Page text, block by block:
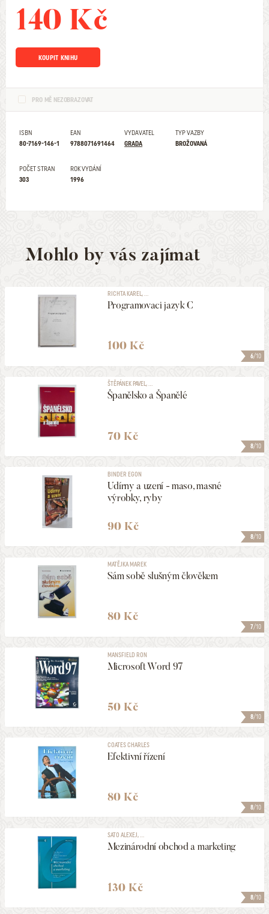
140 Kč
KOUPIT KNIHU
PRO MĚ NEZOBRAZOVAT
ISBN
80-7169-146-1
EAN
9788071691464
VYDAVATEL
GRADA
TYP VAZBY
BROŽOVANÁ
POČET STRAN
303
ROK VYDÁNÍ
1996
Mohlo by vás zajímat
6/10
RICHTA KAREL, ...
Programovaci jazyk C
100 Kč
8/10
ŠTĚPÁNEK PAVEL, ...
Španělsko a Španělé
70 Kč
8/10
BINDER EGON
Udírny a uzení - maso, masné
výrobky, ryby
90 Kč
7/10
MATĚJKA MAREK
Sám sobě slušným člověkem
80 Kč
8/10
MANSFIELD RON
Microsoft Word 97
50 Kč
8/10
COATES CHARLES
Efektivní řízení
80 Kč
8/10
SATO ALEXEJ, ...
Mezinárodní obchod a marketing
130 Kč